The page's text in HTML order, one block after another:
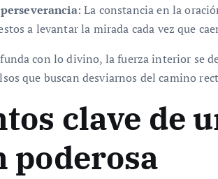
perseverancia: La constancia en la
a levantar la mirada cada vez que
con lo divino, la fuerza interior se
que buscan desviarnos del camino
clave de
poderosa